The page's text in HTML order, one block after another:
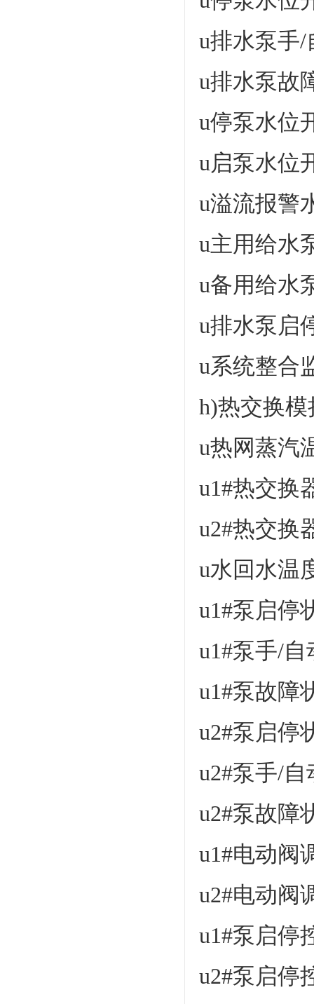
u排水泵手/
u排水泵故
u停泵水位
u启泵水位
u溢流报警
u主用给水
u备用给水
u排水泵启
u系统整合
h)热交换
u热网蒸汽
u1#热交换
u2#热交换
u水回水温
u1#泵启停
u1#泵手/
u1#泵故障
u2#泵启停
u2#泵手/
u2#泵故障
u1#电动阀
u2#电动阀
u1#泵启停
u2#泵启停